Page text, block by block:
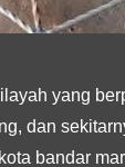
yang
dan
bandar